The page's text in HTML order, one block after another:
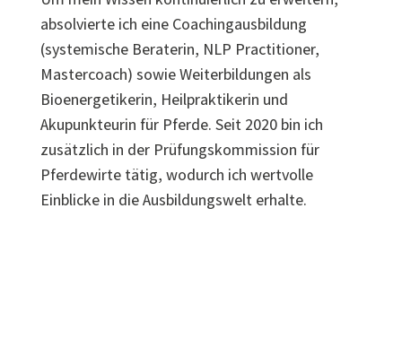
absolvierte ich eine Coachingausbildung
(systemische Beraterin, NLP Practitioner,
Mastercoach) sowie Weiterbildungen als
Bioenergetikerin, Heilpraktikerin und
Akupunkteurin für Pferde. Seit 2020 bin ich
zusätzlich in der Prüfungskommission für
Pferdewirte tätig, wodurch ich wertvolle
Einblicke in die Ausbildungswelt erhalte.